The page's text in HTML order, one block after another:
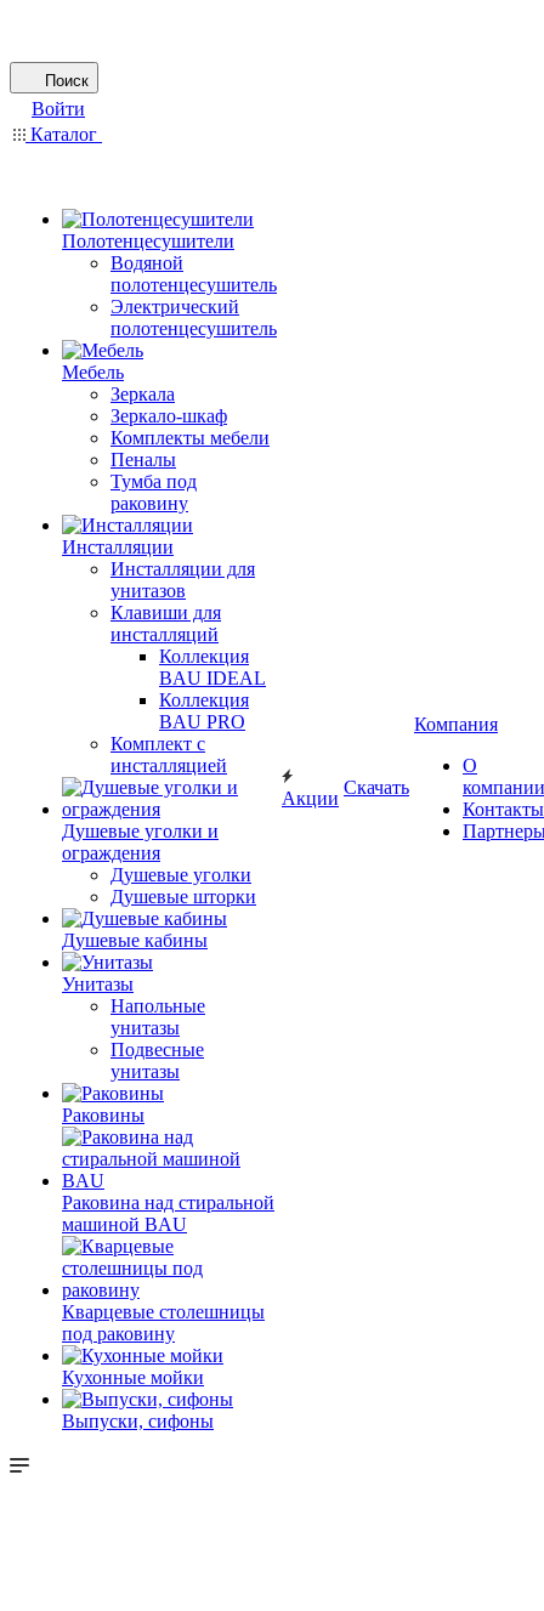
Поиск
Войти
Каталог
Полотенцесушители
Водяной
полотенцесушитель
Электрический
полотенцесушитель
Мебель
Зеркала
Зеркало-шкаф
Комплекты мебели
Пеналы
Тумба под
раковину
Инсталляции
Инсталляции для
унитазов
Клавиши для
инсталляций
Коллекция
BAU IDEAL
Коллекция
BAU PRO
Комплект с
инсталляцией
Душевые уголки и
ограждения
Душевые уголки
Душевые шторки
Душевые кабины
Унитазы
Напольные
унитазы
Подвесные
унитазы
Раковины
Раковина над стиральной
машиной BAU
Кварцевые столешницы
под раковину
Кухонные мойки
Выпуски, сифоны
Акции
Скачать
Компания
О
компании
Контакты